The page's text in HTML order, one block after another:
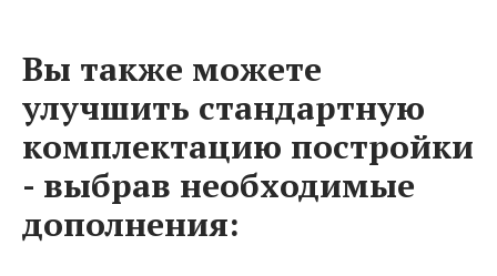
Вы также можете
улучшить стандартную
комплектацию постройки
- выбрав необходимые
дополнения: